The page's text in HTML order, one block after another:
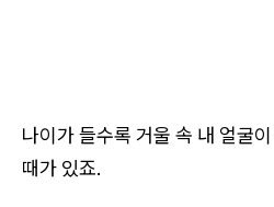
나이가 들수록 거울 속 내 얼굴
때가 있죠.